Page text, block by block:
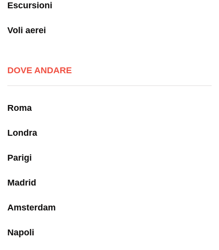
Escursioni
Voli aerei
DOVE ANDARE
Roma
Londra
Parigi
Madrid
Amsterdam
Napoli